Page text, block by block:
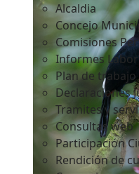
Alcaldia
Concejo
Comisiones
Informes
Plan de trabajo
Declaraciones
Tramites y
Consultas web
Participación
Rendición de